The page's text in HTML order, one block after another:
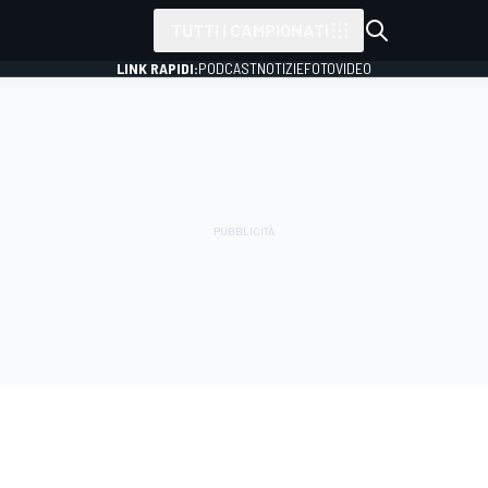
LINK RAPIDI:PODCASTNOTIZIEFOTOVIDEO